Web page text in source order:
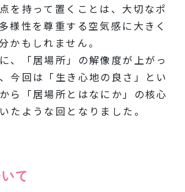
を持って置くことは、大切なポ
様性を尊重する空気感に大きく
かもしれません。
、「居場所」の解像度が上がっ
今回は「生き心地の良さ」とい
ら「居場所とはなにか」の核心
たような回となりました。
て